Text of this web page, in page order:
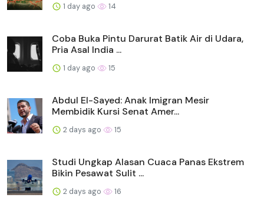
1 day ago 14
Coba Buka Pintu Darurat Batik Air di Udara,
Pria Asal India ...
1 day ago 15
Abdul El-Sayed: Anak Imigran Mesir
Membidik Kursi Senat Amer...
2 days ago 15
Studi Ungkap Alasan Cuaca Panas Ekstrem
Bikin Pesawat Sulit ...
2 days ago 16